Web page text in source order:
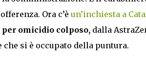
Ora c’è un’inchiesta a
per omicidio colposo,dalla
si è occupato della puntura.